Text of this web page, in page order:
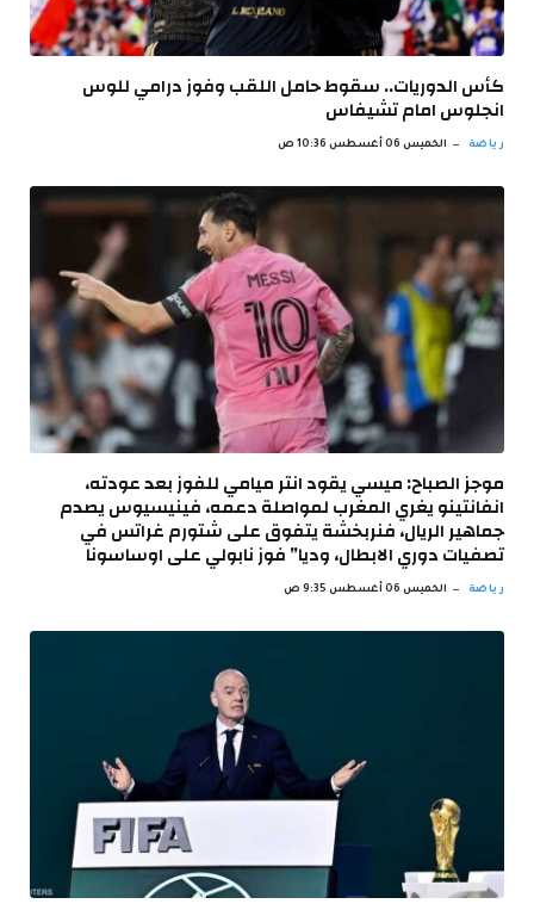
كأس الدوريات.. سقوط حامل اللقب وفوز درامي للوس
انجلوس امام تشيفاس
رياضة الخميس 06 أغسطس 10:36 ص
موجز الصباح: ميسي يقود انتر ميامي للفوز بعد عودته،
انفانتينو يغري المغرب لمواصلة دعمه، فينيسيوس يصدم
جماهير الريال، فنربخشة يتفوق على شتورم غراتس في
تصفيات دوري الابطال، وديا” فوز نابولي على اوساسونا
رياضة الخميس 06 أغسطس 9:35 ص